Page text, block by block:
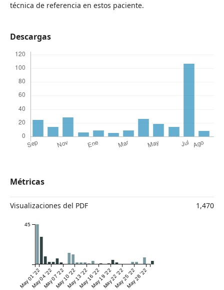
técnica de referencia en estos paciente.
Descargas
Métricas
Visualizaciones del PDF 1,470
May 01 '22May 04 '22May 07 '22May 10 '22May 13 '22May 16 '22May 19 '22May 22 '22May 25 '22May 28 '22
45